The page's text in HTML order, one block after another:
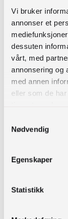
Vi bruker
annonser et
dessuten
vårt, med
annonsering og
med annen
eller som de
Nødvendig
Egenskaper
Statistikk
ønsker å ta
gratis video-
Streamlabs
skjermen du
eller lese inn
innholdet –
Ønsker du
lime, legge
som kan lære
både